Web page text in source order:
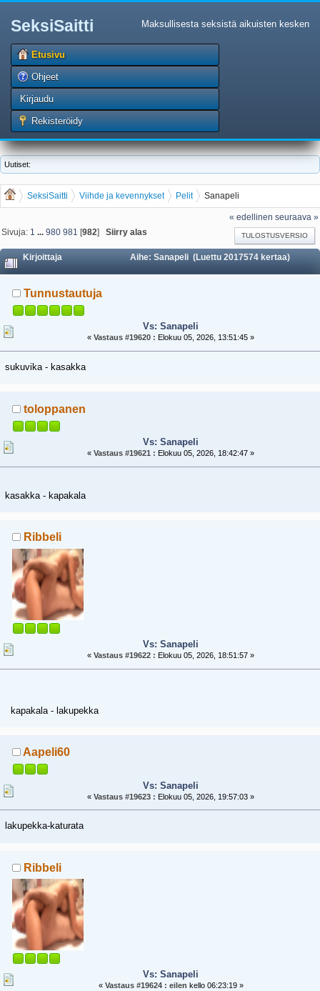
SeksiSaitti Maksullisesta seksistä aikuisten kesken
Etusivu
Ohjeet
Kirjaudu
Rekisteröidy
Uutiset:
SeksiSaitti Viihde ja kevennykset Pelit Sanapeli
« edellinen seuraava »
TULOSTUSVERSIO
Sivuja: 1 ...980 981 [982]Siirry alas
Kirjoittaja Aihe: Sanapeli (Luettu 2017574 kertaa)
Tunnustautuja
Vs: Sanapeli
«Vastaus #19620 : Elokuu 05, 2026, 13:51:45 »
sukuvika - kasakka
toloppanen
Vs: Sanapeli
«Vastaus #19621 : Elokuu 05, 2026, 18:42:47 »
kasakka - kapakala
Ribbeli
Vs: Sanapeli
«Vastaus #19622 : Elokuu 05, 2026, 18:51:57 »
kapakala - lakupekka
Aapeli60
Vs: Sanapeli
«Vastaus #19623 : Elokuu 05, 2026, 19:57:03 »
lakupekka-katurata
Ribbeli
Vs: Sanapeli
« Vastaus #19624 : eilen kello 06:23:19 »